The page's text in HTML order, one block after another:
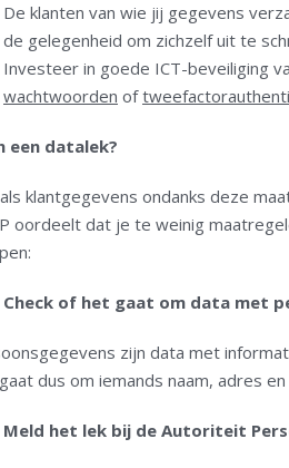
De klanten van wie jij gegevens
de gelegenheid om zichzelf uit te
Investeer in goede ICT-beveiliging
wachtwoorden of
een datalek?
klantgegevens ondanks deze
oordeelt dat je te weinig
Check of het gaat om data met
zijn data met
dus om iemands naam, adres
Meld het lek bij de Autoriteit